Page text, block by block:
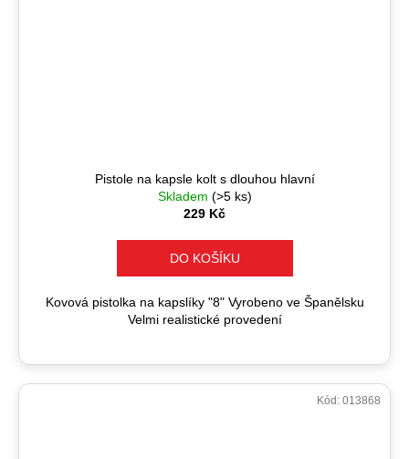
Pistole na kapsle kolt s dlouhou hlavní
Skladem (>5 ks)
229 Kč
DO KOŠÍKU
Kovová pistolka na kapslíky "8" Vyrobeno ve Španělsku
Velmi realistické provedení
Kód: 013868